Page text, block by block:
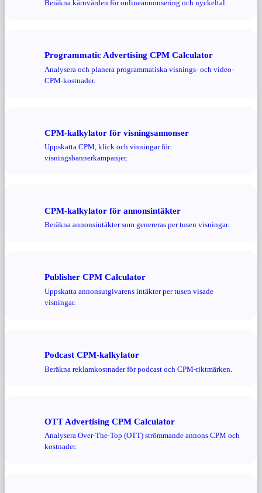
Beräkna kärnvärden för onlineannonsering och nyckeltal.
Programmatic Advertising CPM Calculator
Analysera och planera programmatiska visnings- och video-
CPM-kostnader.
CPM-kalkylator för visningsannonser
Uppskatta CPM, klick och visningar för
visningsbannerkampanjer.
CPM-kalkylator för annonsintäkter
Beräkna annonsintäkter som genereras per tusen visningar.
Publisher CPM Calculator
Uppskatta annonsutgivarens intäkter per tusen visade
visningar.
Podcast CPM-kalkylator
Beräkna reklamkostnader för podcast och CPM-riktmärken.
OTT Advertising CPM Calculator
Analysera Over-The-Top (OTT) strömmande annons CPM och
kostnader.